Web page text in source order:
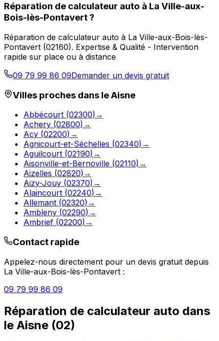
Réparation de calculateur auto à La Ville-aux-
Bois-lès-Pontavert?
Réparation de calculateur auto à La Ville-aux-Bois-lès-
Pontavert (02160). Expertise & Qualité - Intervention
rapide sur place ou à distance
09 79 99 86 09Demander un devis gratuit
Villes proches dans leAisne
Abbécourt (02300) →
Achery (02800) →
Acy (02200) →
Agnicourt-et-Séchelles (02340) →
Aguilcourt (02190) →
Aisonville-et-Bernoville (02110) →
Aizelles (02820) →
Aizy-Jouy (02370) →
Alaincourt (02240) →
Allemant (02320) →
Ambleny (02290) →
Ambrief (02200) →
Contact rapide
Appelez-nous directement pour un devis gratuit depuis
La Ville-aux-Bois-lès-Pontavert :
09 79 99 86 09
Réparation de calculateur auto dans
le Aisne (02)